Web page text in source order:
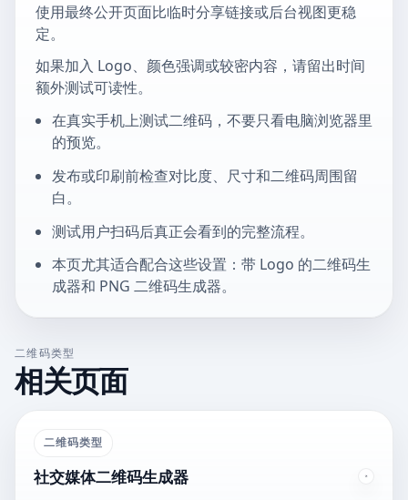
使用最终公开页面比临时分享链接或后台视图更稳
定。
如果加入 Logo、颜色强调或较密内容，请留出时间
额外测试可读性。
在真实手机上测试二维码，不要只看电脑浏览器里
的预览。
发布或印刷前检查对比度、尺寸和二维码周围留
白。
测试用户扫码后真正会看到的完整流程。
本页尤其适合配合这些设置：带 Logo 的二维码生
成器和 PNG 二维码生成器。
二维码类型
相关页面
二维码类型
社交媒体二维码生成器